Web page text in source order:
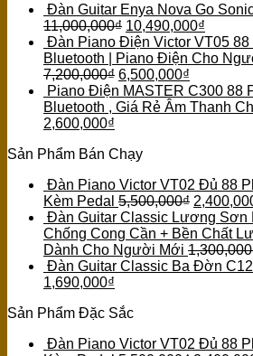
Đàn Guitar Enya Nova Go
11,000,000₫ 10,490,000₫
Đàn Piano Điện Victor VT05
Bluetooth | Piano Điện Cho
7,200,000₫ 6,500,000₫
Piano Điện MASTER C300 88
Bluetooth , Giá Rẻ Âm Thanh
2,600,000₫
Sản Phẩm Bán Chạy
Đàn Piano Victor VT02 Đủ 88
Kèm Pedal 5,500,000₫
Đàn Guitar Classic Lương Sơn
Chống Cong Cần + Bền Chất
Dành Cho Người Mới 1,300,000
Đàn Guitar Classic Ba Đờn
1,690,000₫
Sản Phẩm Đặc Sắc
Đàn Piano Victor VT02 Đủ 88